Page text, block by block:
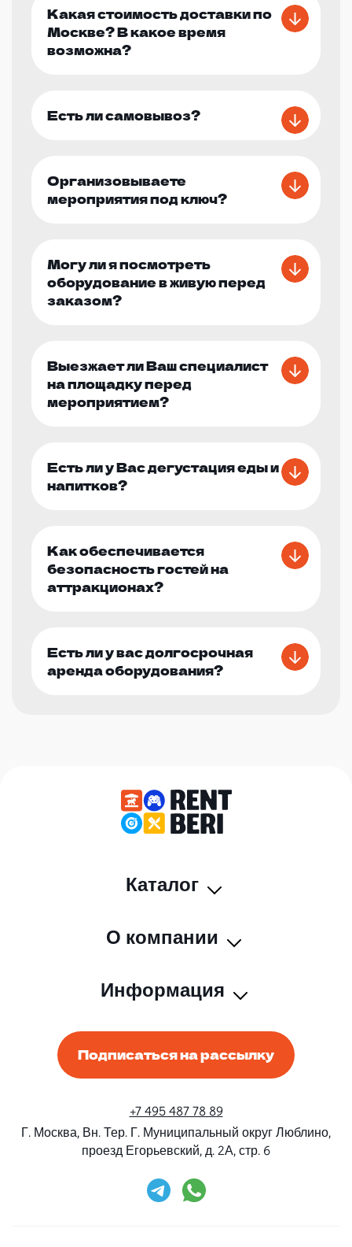
Какая стоимость доставки по
Москве? В какое время
возможна?
Есть ли самовывоз?
Организовываете
мероприятия под ключ?
Могу ли я посмотреть
оборудование в живую перед
заказом?
Выезжает ли Ваш специалист
на площадку перед
мероприятием?
Есть ли у Вас дегустация еды и
напитков?
Как обеспечивается
безопасность гостей на
аттракционах?
Есть ли у вас долгосрочная
аренда оборудования?
Каталог
О компании
Информация
Подписаться на рассылку
+7 495 487 78 89
Г. Москва, Вн. Тер. Г. Муниципальный округ Люблино,
проезд Егорьевский, д. 2А, стр. 6